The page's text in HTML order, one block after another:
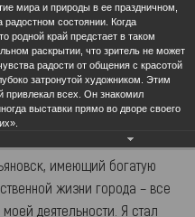
Дмитрия
имеющий богатую
жизни города – все
деятельности. Я стал
мира и природы в ее праздничном,
состоянии. Когда
родной край предстает в таком
раскрытии, что зритель не может
радости от общения с красотой
затронутой художником. Этим
привлекал всех. Он знакомил
выставки прямо во дворе своего